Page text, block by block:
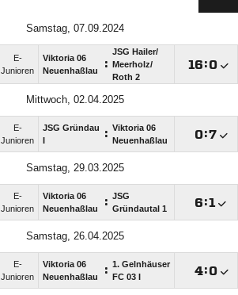
Samstag, 07.09.2024
E-
Junioren
Viktoria 06
Neuenhaßlau
:
JSG Hailer/​
Meerholz/​
Roth 2
:
Mittwoch, 02.04.2025
E-
Junioren
JSG Gründau
: Viktoria 06
Neuenhaßlau
:
Samstag, 29.03.2025
E-
Junioren
Viktoria 06
Neuenhaßlau
: JSG
Gründautal 1
:
Samstag, 26.04.2025
E-
Junioren
Viktoria 06
Neuenhaßlau
: 1. Gelnhäuser
FC 03 I
: